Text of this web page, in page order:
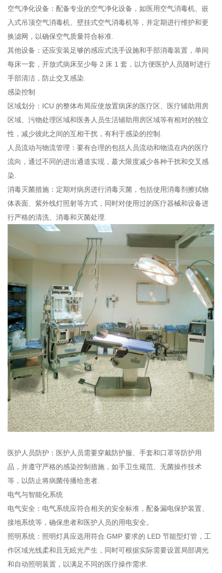
空气净化设备：配备专业的空气净化设备，如医用空气消毒机、嵌
入式吊顶空气消毒机、壁挂式空气消毒机等，并定期进行维护和更
换滤网，以确保空气质量符合标准.
其他设备：还应安装足够的感应式洗手设施和手部消毒装置，单间
每床一套，开放式病床至少每 2 床 1 套，以方便医护人员随时进行
手部清洁，防止交叉感染.
感染控制
区域划分：ICU 的整体布局应使放置病床的医疗区、医疗辅助用房
区域、污物处理区域和医务人员生活辅助用房区域等有相对的独立
性，减少彼此之间的互相干扰，有利于感染的控制.
人员流动与物流管理：要有合理的包括人员流动和物流在内的医疗
流向，通过不同的进出通道实现，蕞大限度减少各种干扰和交叉感
染.
消毒灭菌措施：定期对病房进行消毒灭菌，包括使用消毒剂擦拭物
体表面、紫外线灯照射等方式，同时对使用过的医疗器械和设备进
行严格的清洗、消毒和灭菌处理.
医护人员防护：医护人员需要穿戴防护服、手套和口罩等防护用
品，并遵守严格的感染控制措施，如手卫生规范、无菌操作技术
等，以防止将病菌传播给患者.
电气与智能化系统
电气安全：电气系统应符合相关的安全标准，配备漏电保护装置、
接地系统等，确保患者和医护人员的用电安全。
照明系统：照明灯具应选用符合 GMP 要求的 LED 节能型灯管，工
作区域光线柔和且无眩光产生，同时可根据实际需要设置局部调光
和自动照明装置，以满足不同的医疗操作需求.